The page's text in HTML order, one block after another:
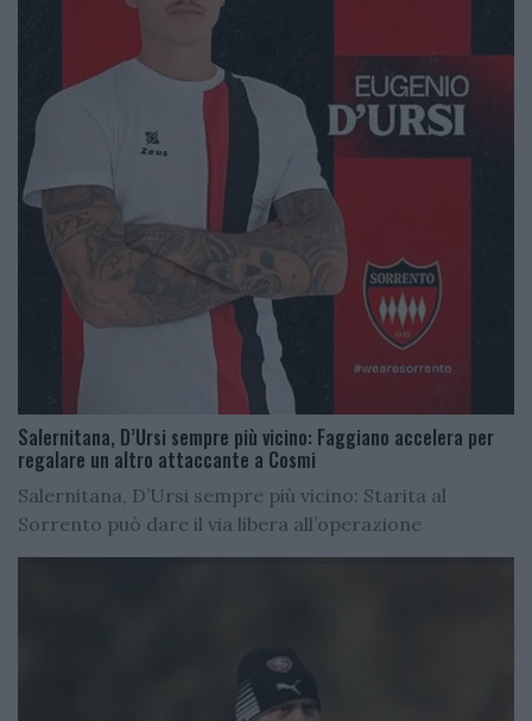
Salernitana, D’Ursi sempre più vicino: Faggiano accelera per
regalare un altro attaccante a Cosmi
Salernitana, D’Ursi sempre più vicino: Starita al
Sorrento può dare il via libera all’operazione